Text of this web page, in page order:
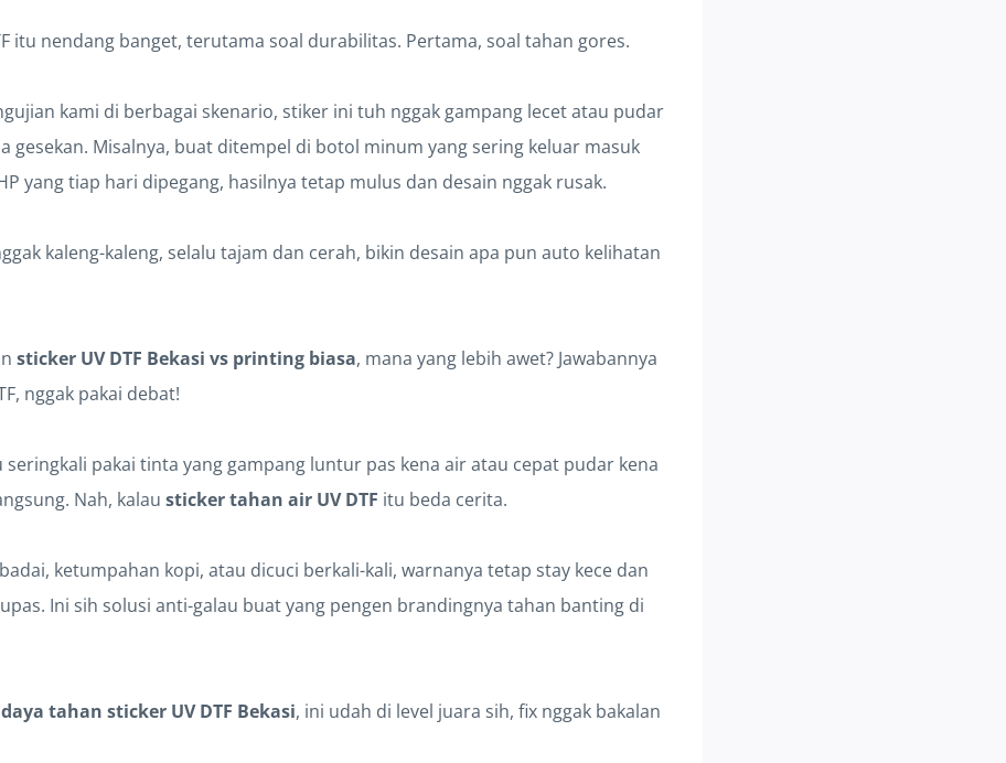
itu nendang banget, terutama soal durabilitas. Pertama, soal tahan gores.
kami di berbagai skenario, stiker ini tuh nggak gampang lecet atau pudar
gesekan. Misalnya, buat ditempel di botol minum yang sering keluar masuk
yang tiap hari dipegang, hasilnya tetap mulus dan desain nggak rusak.
kaleng-kaleng, selalu tajam dan cerah, bikin desain apa pun auto kelihatan
sticker UV DTF Bekasi vs printing biasa, mana yang lebih awet? Jawabannya
nggak pakai debat!
pakai tinta yang gampang luntur pas kena air atau cepat pudar kena
Nah, kalau sticker tahan air UV DTF itu beda cerita.
ketumpahan kopi, atau dicuci berkali-kali, warnanya tetap stay kece dan
Ini sih solusi anti-galau buat yang pengen brandingnya tahan banting di
daya tahan sticker UV DTF Bekasi, ini udah di level juara sih, fix nggak bakalan